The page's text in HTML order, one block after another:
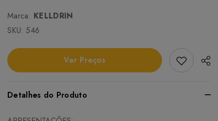
Marca: KELLDRIN
SKU: 546
Ver Preços Add
Detalhes do Produto